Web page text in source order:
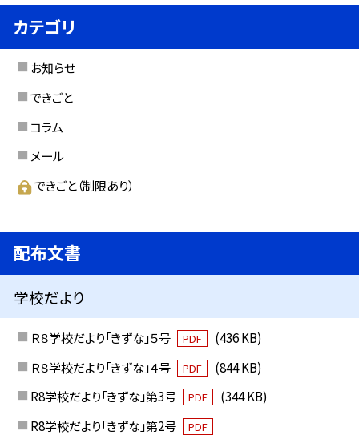
カテゴリ
お知らせ
できごと
コラム
メール
できごと（制限あり）
配布文書
学校だより
Ｒ８学校だより「きずな」５号 PDF
(436 KB)
Ｒ８学校だより「きずな」４号
PDF
(844 KB)
R8学校だより「きずな」第3号
PDF
(344 KB)
R8学校だより「きずな」第2号
PDF